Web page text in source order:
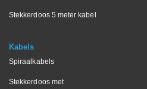
Stekkerdoos 5 meter kabel
Kabels
Spiraalkabels
Stekkerdoos met